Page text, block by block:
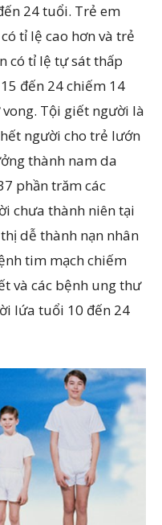
24 tuổi. Trẻ em
tỉ lệ cao hơn và trẻ
có tỉ lệ tự sát thấp
đến 24 chiếm 14
Tội giết người là
người cho trẻ lướn
thành nam da
phần trăm các
chưa thành niên tại
dễ thành nạn nhân
tim mạch chiếm
và các bệnh ung thư
lứa tuổi 10 đến 24